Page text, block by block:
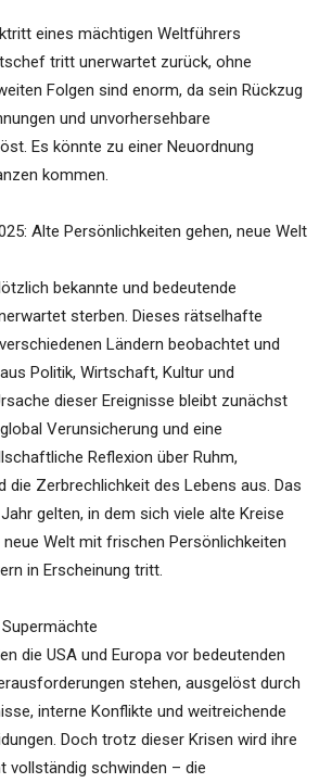
eines mächtigen Weltführers
tritt unerwartet zurück, ohne
Folgen sind enorm, da sein Rückzug
und unvorhersehbare
Es könnte zu einer Neuordnung
kommen.
Alte Persönlichkeiten gehen, neue Welt
bekannte und bedeutende
sterben. Dieses rätselhafte
Ländern beobachtet und
Politik, Wirtschaft, Kultur und
dieser Ereignisse bleibt zunächst
Verunsicherung und eine
Reflexion über Ruhm,
die Zerbrechlichkeit des Lebens aus. Das
gelten, in dem sich viele alte Kreise
Welt mit frischen Persönlichkeiten
in Erscheinung tritt.
die USA und Europa vor bedeutenden
stehen, ausgelöst durch
interne Konflikte und weitreichende
Doch trotz dieser Krisen wird ihre
vollständig schwinden – die